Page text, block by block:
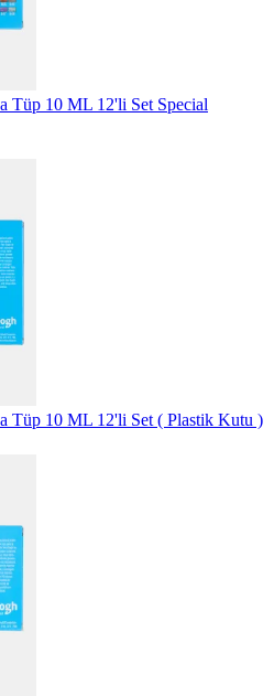
Tüp 10 ML 12'li Set Special
Tüp 10 ML 12'li Set ( Plastik Kutu )